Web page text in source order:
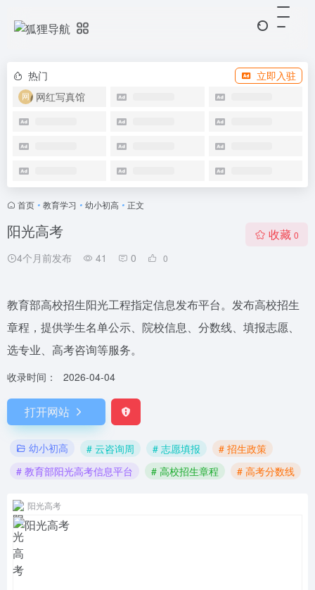
热门
立即入驻
网红写真馆
首页 • 教育学习 • 幼小初高 • 正文
阳光高考
4个月前发布 41 0 0
收藏 0
教育部高校招生阳光工程指定信息发布平台。发布高校招生
章程，提供学生名单公示、院校信息、分数线、填报志愿、
选专业、高考咨询等服务。
收录时间： 2026-04-04
打开网站
幼小初高 # 云咨询周 # 志愿填报
# 招生政策
# 教育部阳光高考信息平台
# 高校招生章程 # 高考分数线
阳光高考